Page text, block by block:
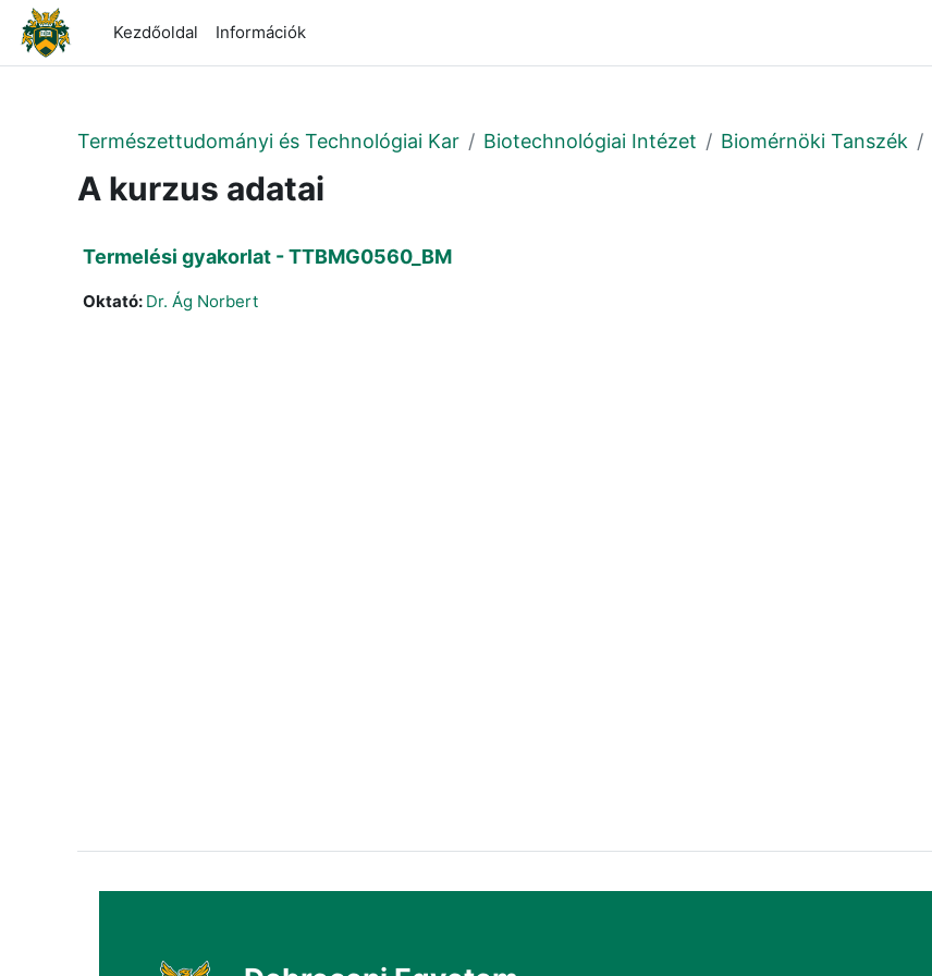
Tovább a fő tartalomhoz
Kezdőoldal
Információk
Természettudományi és Technológiai Kar Biotechnológiai Intézet Biomérnöki Tanszék
A kurzus adatai
Termelési gyakorlat - TTBMG0560_BM
Oktató: Dr. Ág Norbert